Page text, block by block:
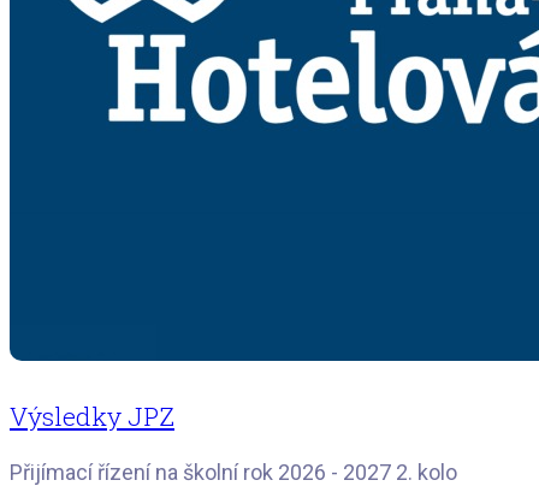
Výsledky JPZ
Přijímací řízení na školní rok 2026 - 2027 2. kolo